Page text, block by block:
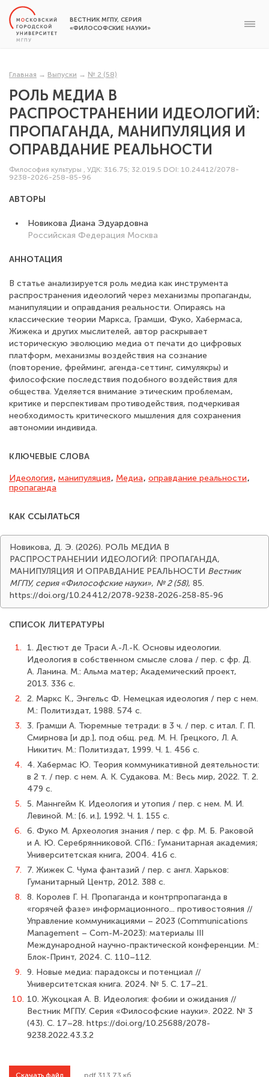
ВЕСТНИК МГПУ, СЕРИЯ
«ФИЛОСОФСКИЕ НАУКИ»
Главная → Выпуски → № 2 (58)
РОЛЬ МЕДИА В
РАСПРОСТРАНЕНИИ ИДЕОЛОГИЙ:
ПРОПАГАНДА, МАНИПУЛЯЦИЯ И
ОПРАВДАНИЕ РЕАЛЬНОСТИ
Философия культуры , УДК: 316.75; 32.019.5 DOI: 10.24412/2078-
9238-2026-258-85-96
АВТОРЫ
Новикова Диана Эдуардовна
Российская Федерация Москва
АННОТАЦИЯ
В статье анализируется роль медиа как инструмента
распространения идеологий через механизмы пропаганды,
манипуляции и оправдания реальности. Опираясь на
классические теории Маркса, Грамши, Фуко, Хабермаса,
Жижека и других мыслителей, автор раскрывает
историческую эволюцию медиа от печати до цифровых
платформ, механизмы воздействия на сознание
(повторение, фрейминг, агенда-сеттинг, симулякры) и
философские последствия подобного воздействия для
общества. Уделяется внимание этическим проблемам,
критике и перспективам противодействия, подчеркивая
необходимость критического мышления для сохранения
автономии индивида.
КЛЮЧЕВЫЕ СЛОВА
Идеология, манипуляция, Медиа, оправдание реальности,
пропаганда
КАК ССЫЛАТЬСЯ
Новикова, Д. Э. (2026). РОЛЬ МЕДИА В
РАСПРОСТРАНЕНИИ ИДЕОЛОГИЙ: ПРОПАГАНДА,
МАНИПУЛЯЦИЯ И ОПРАВДАНИЕ РЕАЛЬНОСТИ Вестник
МГПУ, серия «Философские науки», № 2 (58), 85.
https://doi.org/10.24412/2078-9238-2026-258-85-96
СПИСОК ЛИТЕРАТУРЫ
1.
1. Дестют де Траси А.-Л.-К. Основы идеологии.
Идеология в собственном смысле слова / пер. с фр. Д.
А. Ланина. М.: Альма матер; Академический проект,
2013. 336 с.
2. 2. Маркс К., Энгельс Ф. Немецкая идеология / пер с нем.
М.: Политиздат, 1988. 574 с.
3. 3. Грамши А. Тюремные тетради: в 3 ч. / пер. с итал. Г. П.
Смирнова [и др.], под общ. ред. М. Н. Грецкого, Л. А.
Никитич. М.: Политиздат, 1999. Ч. 1. 456 с.
4. 4. Хабермас Ю. Теория коммуникативной деятельности:
в 2 т. / пер. с нем. А. К. Судакова. М.: Весь мир, 2022. Т. 2.
479 с.
5. 5. Маннгейм К. Идеология и утопия / пер. с нем. М. И.
Левиной. М.: [б. и.], 1992. Ч. 1. 155 с.
6. 6. Фуко М. Археология знания / пер. с фр. М. Б. Раковой
и А. Ю. Серебрянниковой. СПб.: Гуманитарная академия;
Университетская книга, 2004. 416 с.
7.
7. Жижек С. Чума фантазий / пер. с англ. Xарьков:
Гуманитарный Центр, 2012. 388 с.
8. 8. Королев Г. Н. Пропаганда и контрпропаганда в
«горячей фазе» информационного... противостояния //
Управление коммуникациями – 2023 (Сommunications
Management – Com-M-2023): материалы III
Международной научно-практической конференции. М.:
Блок-Принт, 2024. С. 110–112.
9. 9. Новые медиа: парадоксы и потенциал //
Университетская книга. 2024. № 5. С. 17–21.
10. 10. Жукоцкая А. В. Идеология: фобии и ожидания //
Вестник МГПУ. Серия «Философские науки». 2022. № 3
(43). С. 17–28. https://doi.org/10.25688/2078-
9238.2022.43.3.2
Скачать файл .pdf 313.73 кб